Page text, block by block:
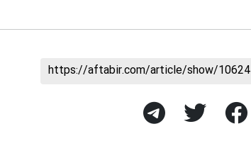
https://aftabir.com/article/show/10624